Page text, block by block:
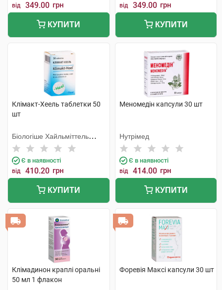
від 349.00 грн
КУПИТИ
від 349.00 грн
КУПИТИ
Клімакт-Хеель таблетки 50
шт
Біологіше Хайльміттель
Хеель
Є в наявності
від 410.20 грн
КУПИТИ
Меномедін капсули 30 шт
Нутрімед
Є в наявності
від 414.00 грн
КУПИТИ
Клімадинон краплі оральні
50 мл 1 флакон
Форевія Максі капсули 30 шт